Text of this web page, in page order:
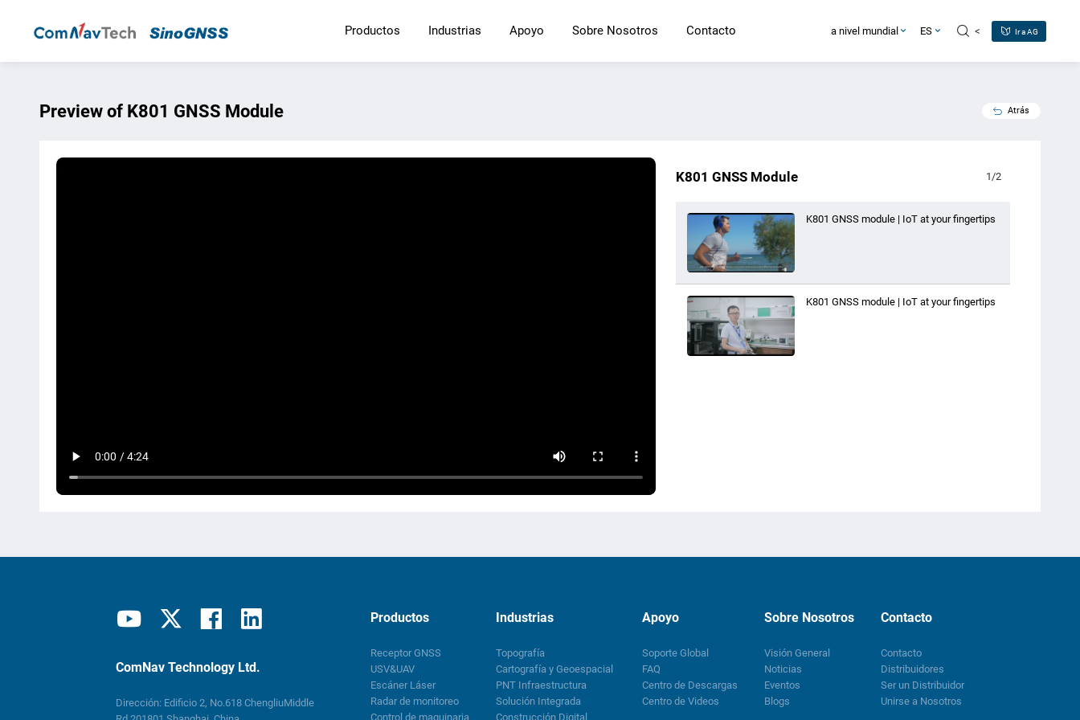
Productos Industrias Apoyo Sobre Nosotros Contacto a nivel mundial ES < Ir a AG
Preview of K801 GNSS Module Atrás
K801 GNSS Module 1 /2
K801 GNSS module | IoT at your fingertips
K801 GNSS module | IoT at your fingertips
ComNav Technology Ltd.
Dirección: Edificio 2, No.618 ChengliuMiddle
Productos
Receptor GNSS
USV&UAV
Escáner Láser
Radar de monitoreo
Control de maquinaria
Industrias
Topografía
Cartografía y Geoespacial
PNT Infraestructura
Solución Integrada
Construcción Digital
Apoyo
Soporte Global
FAQ
Centro de Descargas
Centro de Videos
Sobre Nosotros
Visión General
Noticias
Eventos
Blogs
Contacto
Contacto
Distribuidores
Ser un Distribuidor
Unirse a Nosotros